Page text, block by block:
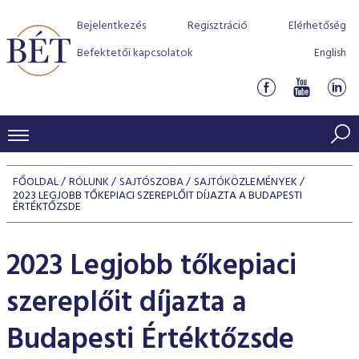
Bejelentkezés Regisztráció
Elérhetőség
Befektetői kapcsolatok
English
KERESKEDÉSI ADATOK
INDEXEK
Kötvényindexek
Jelzáloglevél indexek
Vállalati kötvény indexek
Kedvenc instrumentumok
Azonnali Piac
Részvények
Származékos piac
BEFEKTETŐK
Indexek
Részvény szekció
Hitelpapír szekció
Szabályozás
BÉT szabályzatok
Befektetővédelem
Alkalmazott díjstruktúra
Elszámolás
Részvény és vállalati kötvény tőzsdei bevezetését
program
BÉT Xtend - Részvénypiac egyszerűen
TŐZSDETAGOK
Tőzsdetagok, üzletkötők
VENDOROK
FŐOLDAL RÓLUNK SAJTÓSZOBA SAJTÓKÖZLEMÉNYEK
2023 LEGJOBB TŐKEPIACI SZEREPLŐIT DÍJAZTA A BUDAPESTI
ÉRTÉKTŐZSDE
2023 Legjobb tőkepiaci
szereplőit díjazta a
Budapesti Értéktőzsde